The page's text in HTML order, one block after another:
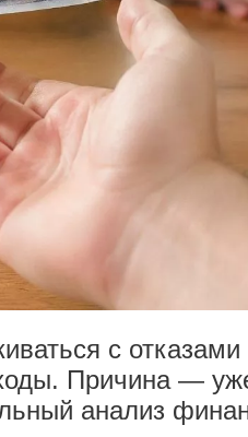
с
Причина —
анализ